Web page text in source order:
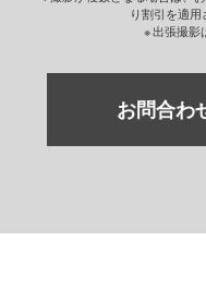
り割引を適用
※ 出張撮影
お問合わ